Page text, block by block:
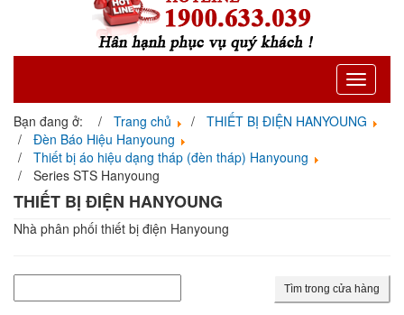
Toggle
Bạn đang ở: Trang chủ
THIẾT BỊ ĐIỆN HANYOUNG
Đèn Báo Hiệu Hanyoung
Thiết bị áo hiệu dạng tháp (đèn tháp) Hanyoung
Series STS Hanyoung
THIẾT BỊ ĐIỆN HANYOUNG
Nhà phân phối thiết bị điện Hanyoung
Tìm trong cửa hàng